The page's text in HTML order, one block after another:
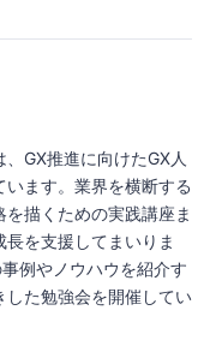
、GX推進に向けたGX人
ます。業界を横断する
描くための実践講座ま
を支援してまいりま
例やノウハウを紹介す
した勉強会を開催してい